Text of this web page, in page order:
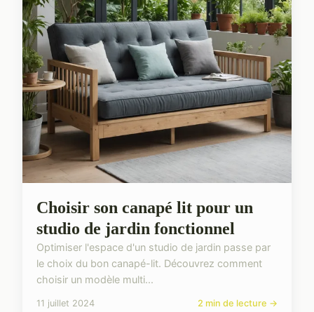
Choisir son canapé lit pour un
studio de jardin fonctionnel
Optimiser l'espace d'un studio de jardin passe par
le choix du bon canapé-lit. Découvrez comment
choisir un modèle multi...
11 juillet 2024 2 min de lecture →